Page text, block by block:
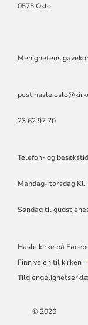
0575 Oslo
Menighetens
23 62 97 70
Telefon- og
Mandag- torsdag Kl.
Søndag til
Hasle kirke på
Finn veien til kirken
© 2026